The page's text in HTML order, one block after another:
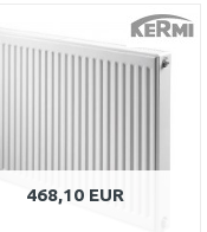
DO KOŠÍKA
468,10 EUR